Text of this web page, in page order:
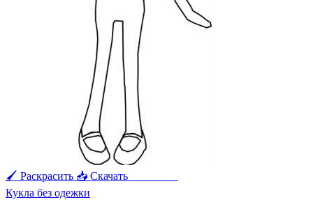
🖌 Раскрасить 📥 Скачать
Кукла без одежки